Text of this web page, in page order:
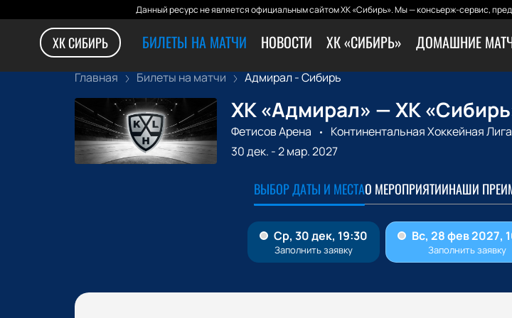
Данный ресурс не является официальным сайтом ХК «Сибирь». Мы — консьерж-сервис,
ХК СИБИРЬ БИЛЕТЫ НА МАТЧИ НОВОСТИ ХК «СИБИРЬ» ДОМАШНИЕ
Главная Билеты на матчи Адмирал - Сибирь
ХК «Адмирал» — ХК
Фетисов Арена Континентальная Хоккейная Лига
30 дек. -2 мар. 2027
ВЫБОР ДАТЫ И МЕСТАО МЕРОПРИЯТИИНАШИ